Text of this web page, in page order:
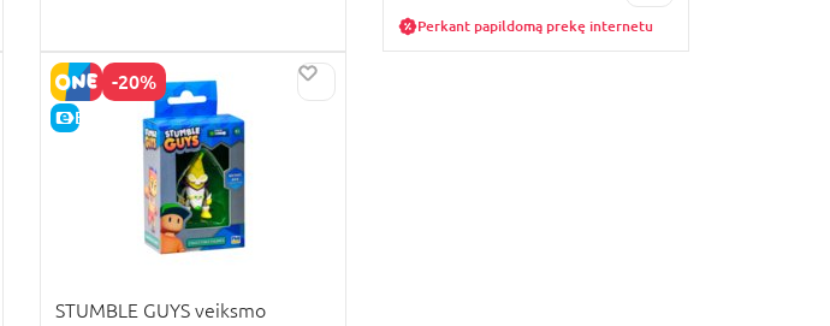
Perkant papildomą prekę internetu
-20%
E-KAINA
STUMBLE GUYS veiksmo